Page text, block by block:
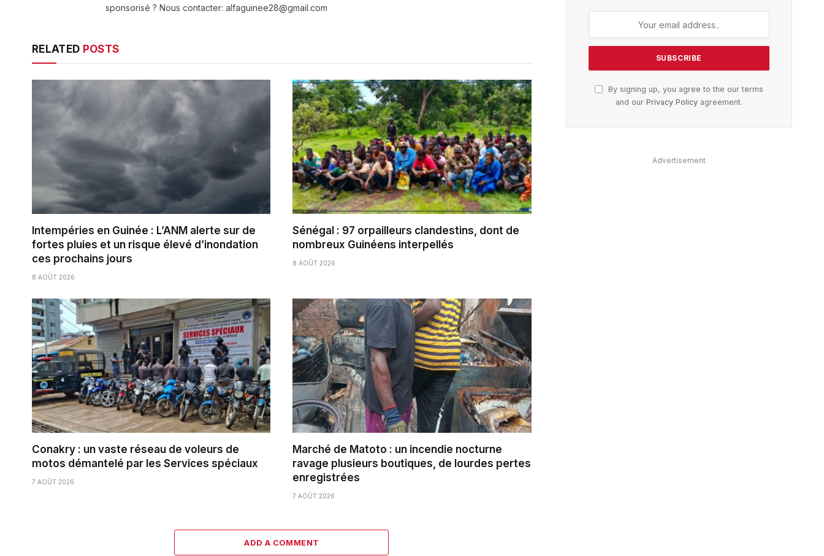
sponsorisé ? Nous contacter: alfaguinee28@gmail.com
RELATED POSTS
Intempéries en Guinée : L’ANM alerte sur de
fortes pluies et un risque élevé d’inondation
ces prochains jours
8 AOÛT 2026
Sénégal : 97 orpailleurs clandestins, dont de
nombreux Guinéens interpellés
8 AOÛT 2026
Conakry : un vaste réseau de voleurs de
motos démantelé par les Services spéciaux
7 AOÛT 2026
Marché de Matoto : un incendie nocturne
ravage plusieurs boutiques, de lourdes pertes
enregistrées
7 AOÛT 2026
ADD A COMMENT
By signing up, you agree to the our terms
and our Privacy Policyagreement.
Advertisement